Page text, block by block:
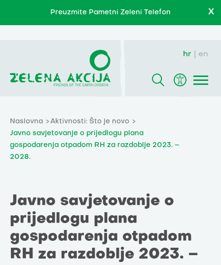
Preuzmite Pametni Zeleni Telefon X
hr en
Naslovna
Aktivnosti: Što je novo
Javno savjetovanje o prijedlogu plana
gospodarenja otpadom RH za razdoblje 2023. –
2028.
Javno savjetovanje o
prijedlogu plana
gospodarenja otpadom
RH za razdoblje 2023. –